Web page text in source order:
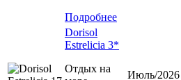
Подробнее
Dorisol
Estrelicia 3*
Отдых на
Июль/2026